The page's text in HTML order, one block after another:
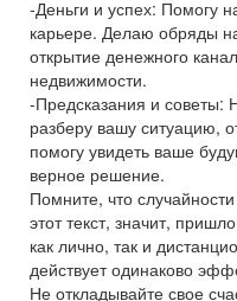
-Деньги и успех: Помогу
карьере. Делаю обряды
открытие денежного
недвижимости.
-Предсказания и советы:
разберу вашу ситуацию,
помогу увидеть ваше
верное решение.
Помните, что
этот текст, значит,
как лично, так и
действует одинаково
Не откладывайте свое